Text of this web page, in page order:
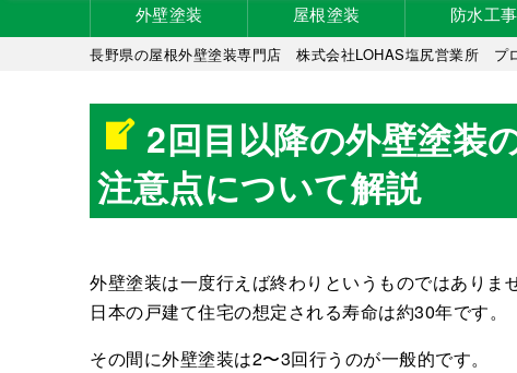
外壁塗装 屋根塗装 防水工事
長野県の屋根外壁塗装専門店 株式会社LOHAS塩尻営業所 プ
2回目以降の外壁塗装
注意点について解説
外壁塗装は一度行えば終わりというものではありませ
日本の戸建て住宅の想定される寿命は約30年です。
その間に外壁塗装は2〜3回行うのが一般的です。